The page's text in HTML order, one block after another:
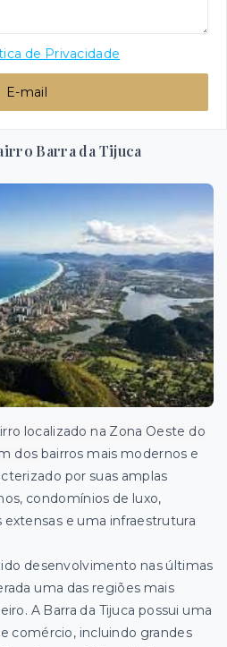
de Privacidade
E-mail
Barra da Tijuca
localizado na Zona Oeste do
dos bairros mais modernos e
por suas amplas
condomínios de luxo,
extensas e uma infraestrutura
desenvolvimento nas últimas
uma das regiões mais
A Barra da Tijuca possui uma
comércio, incluindo grandes